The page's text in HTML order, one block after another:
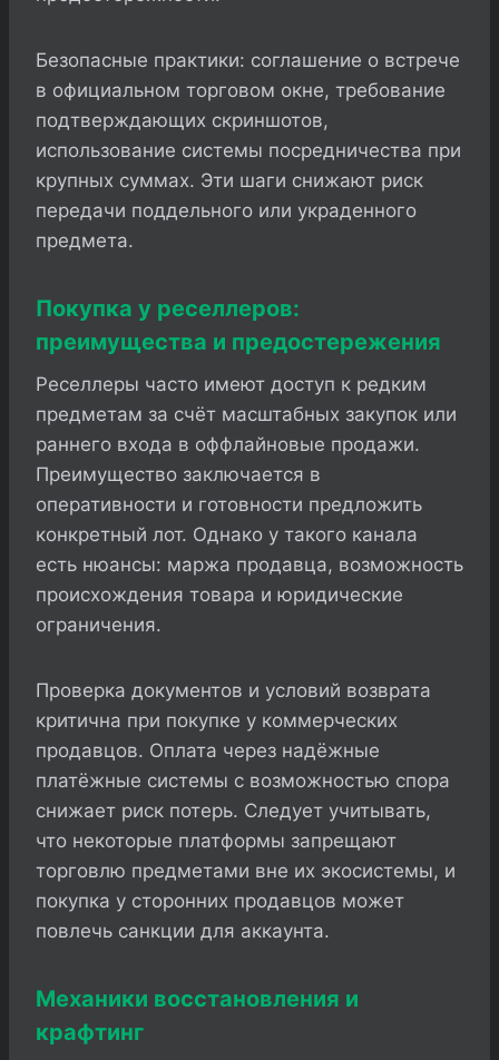
Безопасные практики: соглашение о встрече
в официальном торговом окне, требование
подтверждающих скриншотов,
использование системы посредничества при
крупных суммах. Эти шаги снижают риск
передачи поддельного или украденного
предмета.
Покупка у реселлеров:
преимущества и предостережения
Реселлеры часто имеют доступ к редким
предметам за счёт масштабных закупок или
раннего входа в оффлайновые продажи.
Преимущество заключается в
оперативности и готовности предложить
конкретный лот. Однако у такого канала
есть нюансы: маржа продавца, возможность
происхождения товара и юридические
ограничения.
Проверка документов и условий возврата
критична при покупке у коммерческих
продавцов. Оплата через надёжные
платёжные системы с возможностью спора
снижает риск потерь. Следует учитывать,
что некоторые платформы запрещают
торговлю предметами вне их экосистемы, и
покупка у сторонних продавцов может
повлечь санкции для аккаунта.
Механики восстановления и
крафтинг